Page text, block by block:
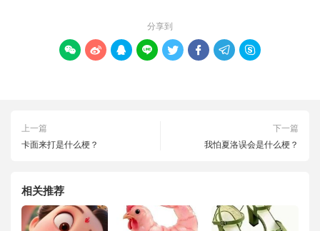
分享到
       
上一篇
卡面来打是什么梗？
下一篇
我怕夏洛误会是什么梗？
相关推荐